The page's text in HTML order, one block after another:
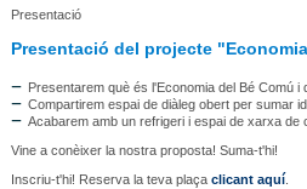
Presentació
Presentació del projecte
Presentarem què és l'Economia del Bé Comú i
Compartirem espai de diàleg obert per sumar
Acabarem amb un refrigeri i espai de xarxa de
Vine a conèixer la nostra proposta! Suma-t'hi!
Inscriu-t'hi! Reserva la teva plaça clicant aquí.